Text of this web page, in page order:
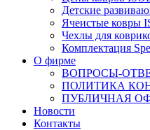
Детские
Ячеистые ковры
Чехлы для
Комплектация
О фирме
ВОПРОСЫ-
ПОЛИТИКА
ПУБЛИЧНАЯ
Новости
Контакты